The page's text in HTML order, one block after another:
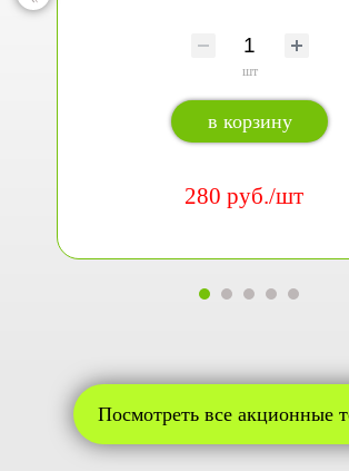
шт
в корзину
280 руб./шт
Посмотреть все акционные